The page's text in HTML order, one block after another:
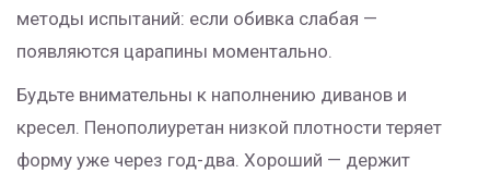
методы испытаний: если обивка слабая —
появляются царапины моментально.
Будьте внимательны к наполнению диванов и
кресел. Пенополиуретан низкой плотности теряет
форму уже через год-два. Хороший — держит